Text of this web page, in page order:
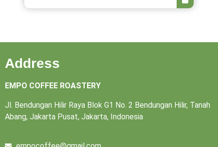
Address
EMPO COFFEE ROASTERY
Jl. Bendungan Hilir Raya Blok G1 No. 2 Bendungan Hilir, Tanah
Abang, Jakarta Pusat, Jakarta, Indonesia